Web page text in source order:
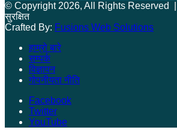
© Copyright 2026, All Rights Reserved |
सुरक्षित
Crafted By: Fusions Web Solutions
हाम्रो बारे
सम्पर्क
विज्ञापन
गोपनीयता नीति
Facebook
Twitter
YouTube